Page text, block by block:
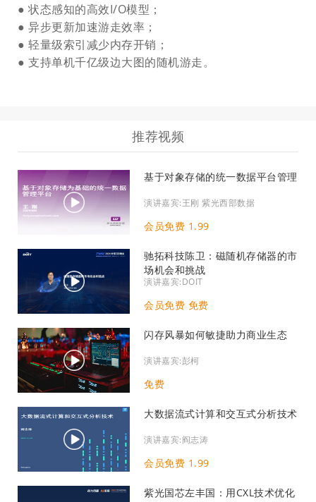
● 状态感知的高效I/O模型；
● 异步更新加速游走效率；
● 轻量级索引减少内存开销；
● 支持单机千亿级边大图的随机游走。
推荐视频
基于对象存储的统一数据平台管理
演讲嘉宾:王刚 紫光西部数据
会员免费 1.99
驰拓科技陈卫：磁随机存储器的市
场机会和挑战
演讲嘉宾:DOIT
会员免费 免费
闪存风暴如何敏捷助力商业生态
演讲嘉宾:彭柯
免费
大数据流式计算和交互式分析技术
演讲嘉宾:阎志涛
会员免费 1.99
紫光国芯左丰国：用CXL技术优化